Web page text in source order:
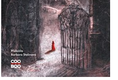
Do košíku
979 Kč
783 Kč